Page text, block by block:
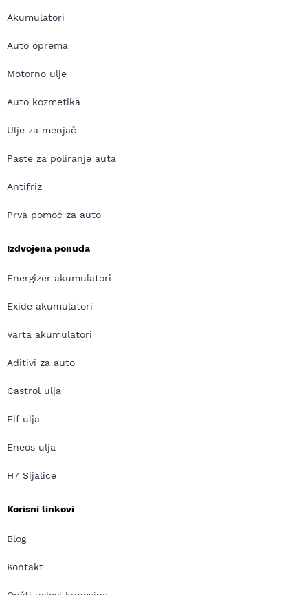
Akumulatori
Auto oprema
Motorno ulje
Auto kozmetika
Ulje za menjač
Paste za poliranje auta
Antifriz
Prva pomoć za auto
Izdvojena ponuda
Energizer akumulatori
Exide akumulatori
Varta akumulatori
Aditivi za auto
Castrol ulja
Elf ulja
Eneos ulja
H7 Sijalice
Korisni linkovi
Blog
Kontakt